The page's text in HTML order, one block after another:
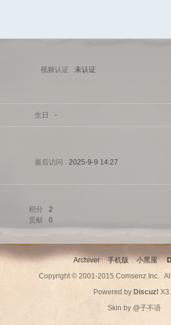
视频认证 未认证
生日 -
最后访问 2025-9-9 14:27
积分 2
贡献 0
Archiver | 手机版 | 小黑屋 |
Copyright © 2001-2015 Comsenz Inc.
Powered by Discuz!
Skin by @子不语